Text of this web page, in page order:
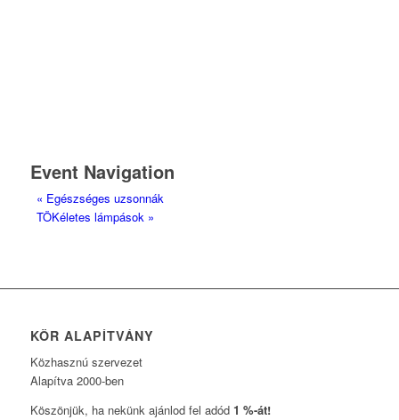
Event Navigation
« Egészséges uzsonnák
TÖKéletes lámpások »
KÖR ALAPÍTVÁNY
Közhasznú szervezet
Alapítva 2000-ben
Köszönjük, ha nekünk ajánlod fel adód 1 %-át!